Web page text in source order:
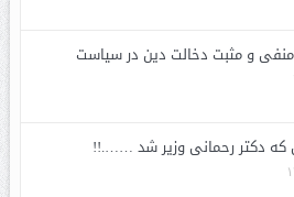
و مثبت دخالت دین در سیاست
که دکتر رحمانی وزیر شد …….!!